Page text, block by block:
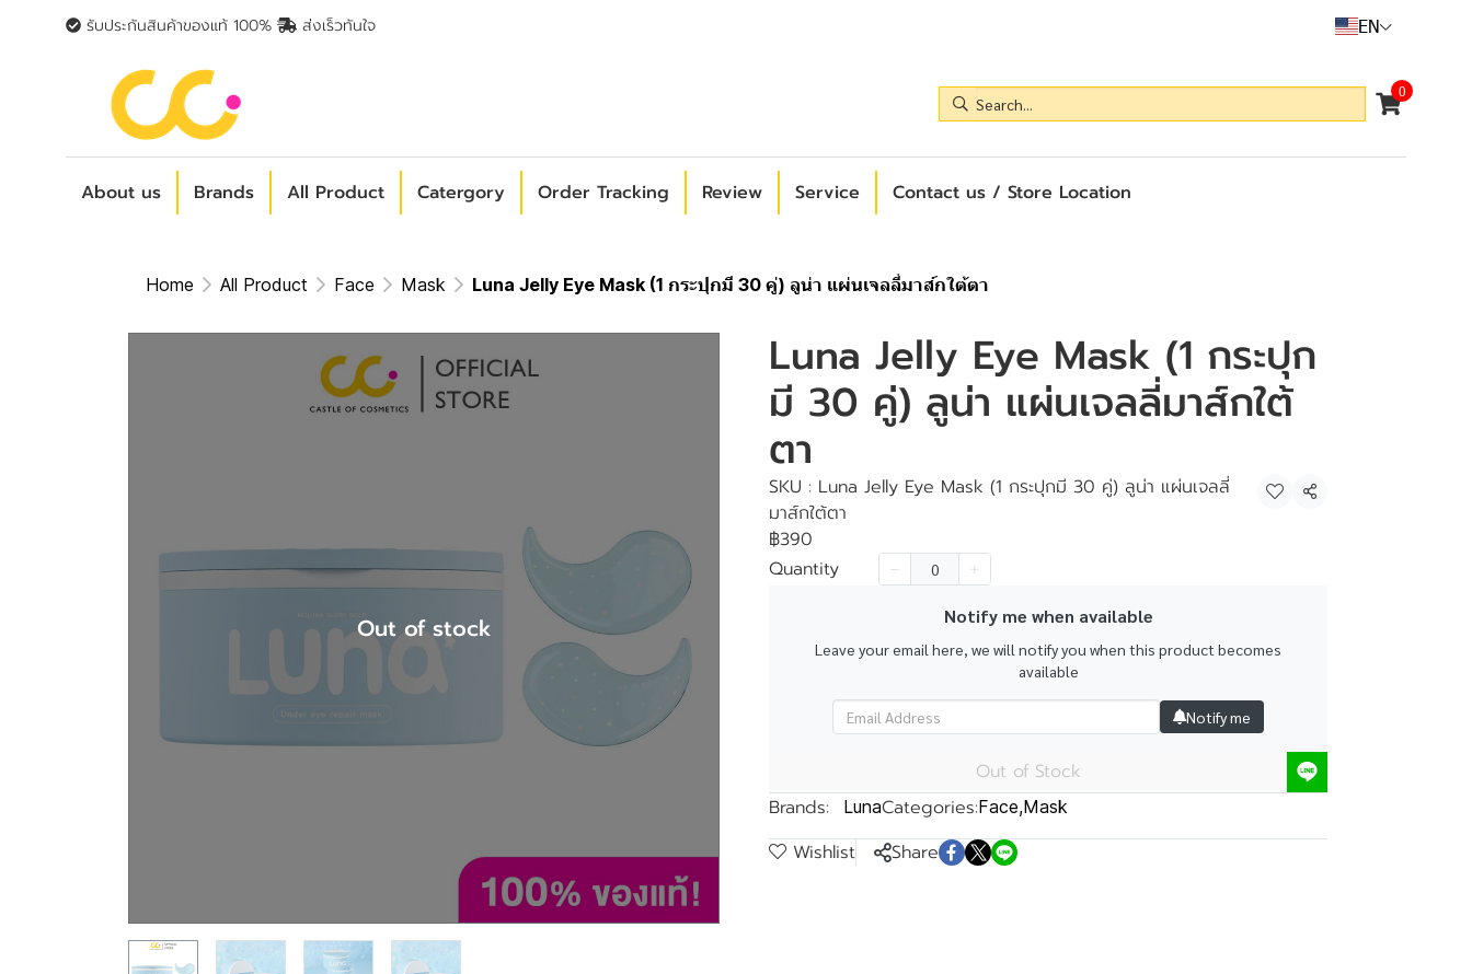
รับประกันสินค้าของแท้ 100% ส่งเร็วทันใจ EN
0
About us Brands All Product Catergory Order Tracking Review Service Contact us / Store Location
Home All Product Face Mask Luna Jelly Eye Mask (1 กระปุกมี 30 คู่) ลูน่า แผ่นเจลลี่มาส์กใต้ตา
Out of stock
Luna Jelly Eye Mask (1 กระปุก
มี 30 คู่) ลูน่า แผ่นเจลลี่มาส์กใต้
ตา
SKU : Luna Jelly Eye Mask (1 กระปุกมี 30 คู่) ลูน่า แผ่นเจลลี่
มาส์กใต้ตา
Share
฿390
Quantity
Notify me when available
Leave your email here, we will notify you when this product becomes
available
Notify me
Out of Stock
Brands:
LunaCategories:Face,Mask
Wishlist Share